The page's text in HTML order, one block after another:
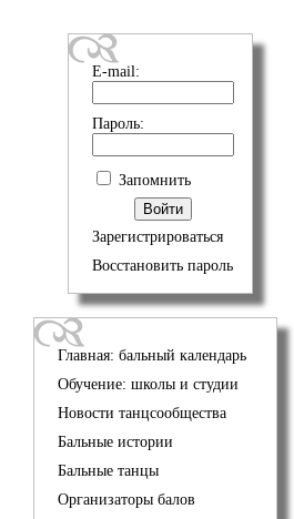
E-mail:
Пароль:
Запомнить
Зарегистрироваться
Восстановить пароль
Главная: бальный календарь
Обучение: школы и студии
Новости танцсообщества
Бальные истории
Бальные танцы
Организаторы балов